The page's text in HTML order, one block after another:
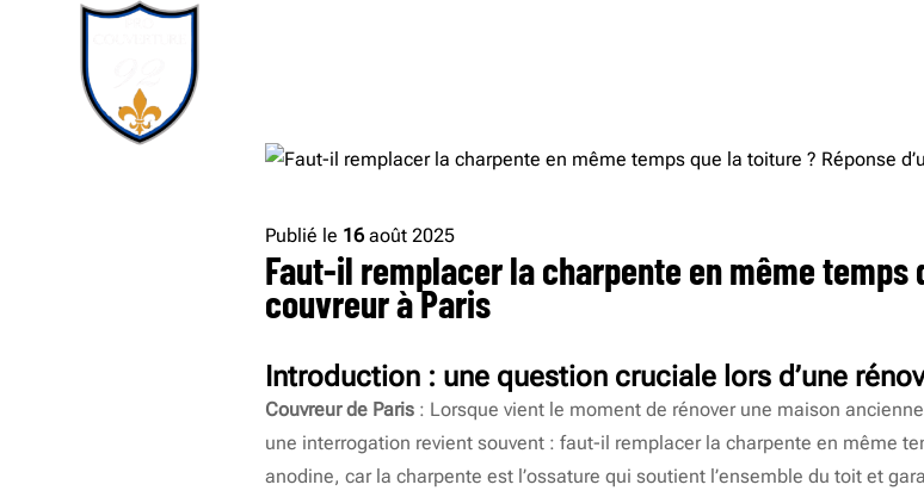
Publié le 16 août 2025
Faut-il remplacer la charpente en même temps
couvreur à Paris
Introduction : une question cruciale lors d’une
Couvreur de Paris : Lorsque vient le moment de rénover une maison
une interrogation revient souvent : faut-il remplacer la charpente en même
anodine, car la charpente est l’ossature qui soutient l’ensemble du toit et